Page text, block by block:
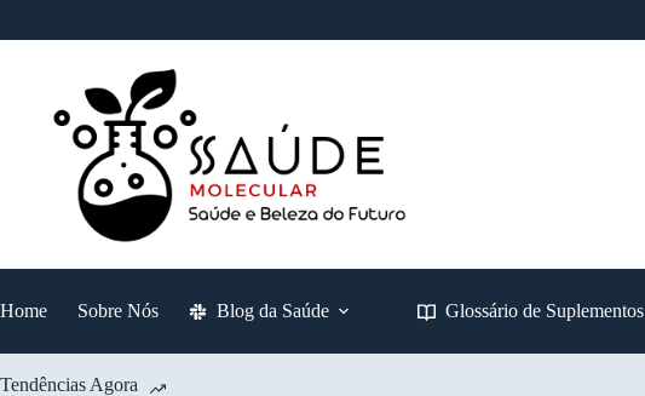
Home Sobre Nós Blog da Saúde Glossário de Suplementos
Tendências Agora